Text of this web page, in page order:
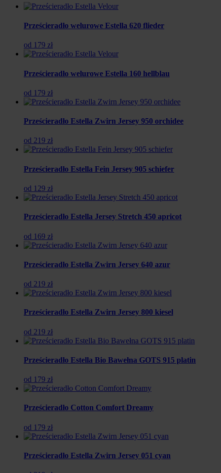
Prześcieradło welurowe Estella 620 flieder
od 179 zł
Prześcieradło welurowe Estella 160 hellblau
od 179 zł
Prześcieradło Estella Zwirn Jersey 950 orchidee
od 219 zł
Prześcieradło Estella Fein Jersey 905 schiefer
od 129 zł
Prześcieradło Estella Jersey Stretch 450 apricot
od 169 zł
Prześcieradło Estella Zwirn Jersey 640 azur
od 219 zł
Prześcieradło Estella Zwirn Jersey 800 kiesel
od 219 zł
Prześcieradło Estella Bio Bawełna GOTS 915 platin
od 179 zł
Prześcieradło Cotton Comfort Dreamy
od 179 zł
Prześcieradło Estella Zwirn Jersey 051 cyan